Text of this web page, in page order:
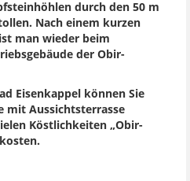
durch den 50 m
Nach einem kurzen
man wieder beim
der Obir-
Eisenkappel können Sie
mit Aussichtsterrasse
Köstlichkeiten „Obir-